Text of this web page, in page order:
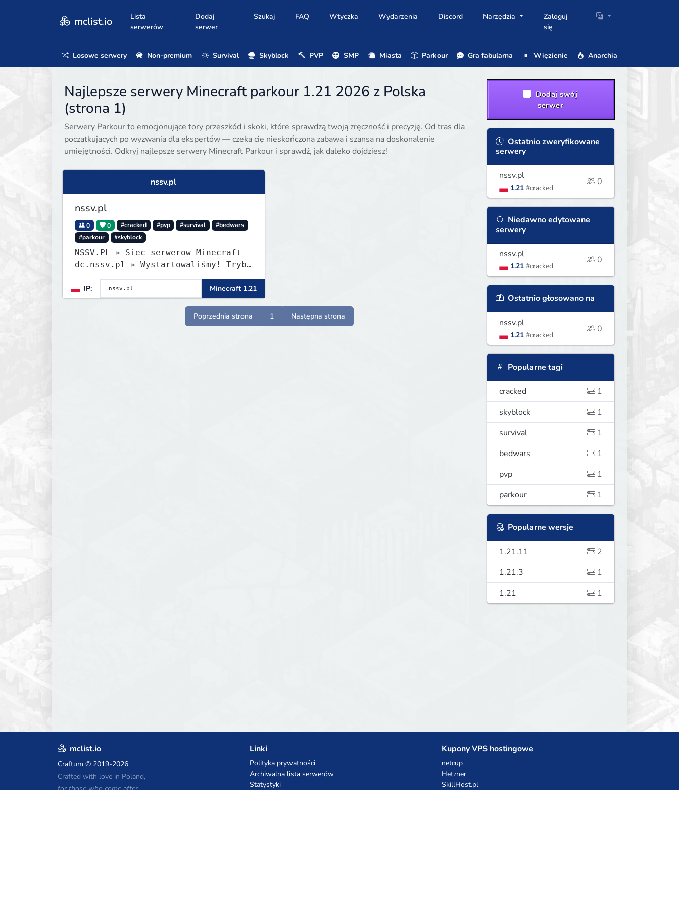
mclist.io
Lista
serwerów
Dodaj
serwer
Szukaj FAQ Wtyczka Wydarzenia Discord Narzędzia
Zaloguj
się
Losowe serwery Non-premium Survival Skyblock PVP SMP Miasta Parkour Gra fabularna Więzienie Anarchia
Najlepsze serwery Minecraft parkour 1.21 2026 z Polska
(strona 1)
Serwery Parkour to emocjonujące tory przeszkód i skoki, które sprawdzą twoją zręczność i precyzję. Od tras dla
początkujących po wyzwania dla ekspertów — czeka cię nieskończona zabawa i szansa na doskonalenie
umiejętności. Odkryj najlepsze serwery Minecraft Parkour i sprawdź, jak daleko dojdziesz!
nssv.pl
nssv.pl
0 0 #cracked #pvp #survival
#bedwars
#parkour
#skyblock
NSSV.PL » Siec serwerow Minecraft
dc.nssv.pl » Wystartowaliśmy! Tryb
PARKOUR Już Dostępny, Zapraszamy!
IP:
Minecraft 1.21
Poprzednia strona 1 Następna strona
Dodaj swój
serwer
Ostatnio zweryfikowane
serwery
nssv.pl
1.21 #cracked
0
Niedawno edytowane
serwery
nssv.pl
1.21 #cracked
0
Ostatnio głosowano na
nssv.pl
1.21 #cracked
0
Popularne tagi
cracked
1
skyblock
1
survival
1
bedwars
1
pvp
1
parkour
1
Popularne wersje
1.21.11
2
1.21.3
1
1.21
1
mclist.io
Craftum © 2019-2026
Crafted with love in Poland,
for those who come after
Linki
Polityka prywatności
Archiwalna lista serwerów
Statystyki
Kupony VPS hostingowe
netcup
Hetzner
SkillHost.pl